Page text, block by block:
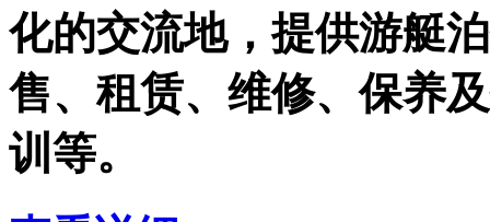
化的交流地，提供游艇
售、租赁、维修、保养
训等。